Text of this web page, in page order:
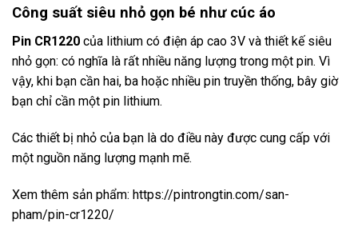
Công suất siêu nhỏ gọn bé như cúc áo
Pin CR1220 của lithium có điện áp cao 3V và thiết kế siêu
nhỏ gọn: có nghĩa là rất nhiều năng lượng trong một pin. Vì
vậy, khi bạn cần hai, ba hoặc nhiều pin truyền thống, bây giờ
bạn chỉ cần một pin lithium.
Các thiết bị nhỏ của bạn là do điều này được cung cấp với
một nguồn năng lượng mạnh mẽ.
Xem thêm sản phẩm: https://pintrongtin.com/san-
pham/pin-cr1220/